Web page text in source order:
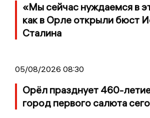
«Мы сейчас нуждаемся в
как в Орле открыли бюст
Сталина
05/08/2026 08:30
Орёл празднует 460-
город первого салюта